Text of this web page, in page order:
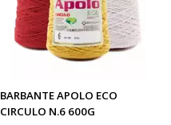
BARBANTE APOLO ECO
CIRCULO N.6 600G